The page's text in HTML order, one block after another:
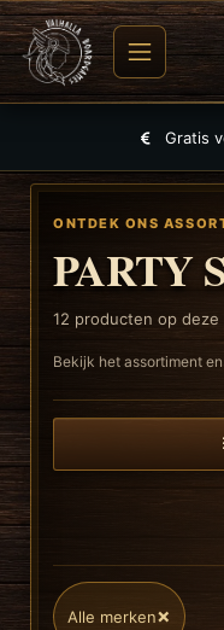
Grootste
ONTDEK ONS
PARTY
12 producten op deze
Bekijk het assortiment
Alle merken×